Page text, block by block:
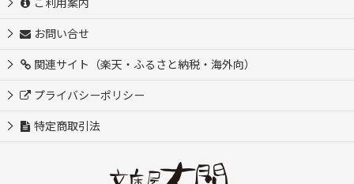
ご利用案内
お問い合せ
関連サイト（楽天・ふるさと納税・海外向）
プライバシーポリシー
特定商取引法